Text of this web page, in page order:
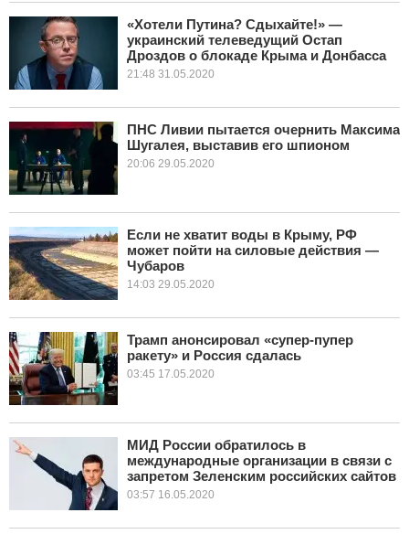
ЭКОНОМИКА
В МИРЕ
ОБЩЕСТВО
КУЛЬТУРА
ШОУ-БИЗНЕС
ЭГОИЗМ
«Хотели Путина? Сдыхайте!» —
украинский телеведущий Остап
Дроздов о блокаде Крыма и Донбасса
21:48 31.05.2020
ПНС Ливии пытается очернить Максима
Шугалея, выставив его шпионом
20:06 29.05.2020
Если не хватит воды в Крыму, РФ
может пойти на силовые действия —
Чубаров
14:03 29.05.2020
Трамп анонсировал «супер-пупер
ракету» и Россия сдалась
03:45 17.05.2020
МИД России обратилось в
международные организации в связи с
запретом Зеленским российских сайтов
03:57 16.05.2020